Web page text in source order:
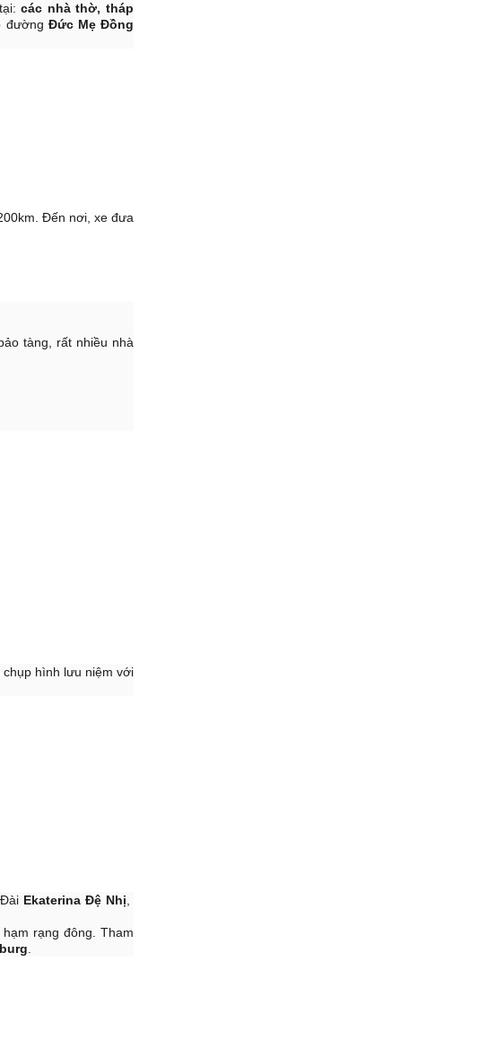
tại:các nhà thờ, tháp
đường Đức Mẹ Đồng
Đến nơi, xe đưa
tàng, rất nhiều nhà
hình lưu niệm với
Ekaterina Đệ Nhị
rạng đông. Tham